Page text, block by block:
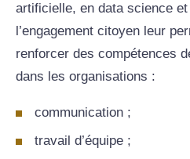
artificielle, en data science
l’engagement citoyen leur
renforcer des compétences
dans les organisations :
communication ;
travail d’équipe ;